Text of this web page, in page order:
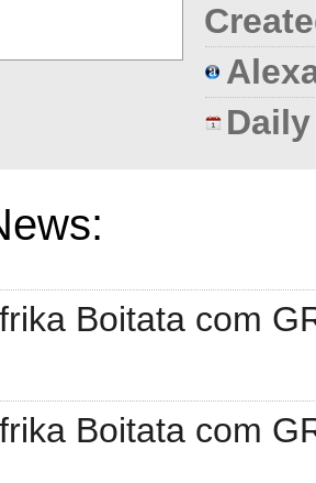
Boitata com
Boitata com